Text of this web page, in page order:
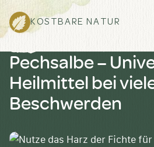
KOSTBARE NATUR
Pechsalbe –
Heilmittel bei
Beschwerden